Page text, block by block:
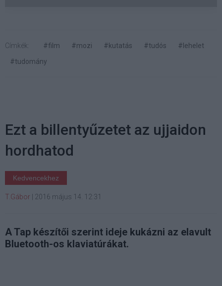
Címkék: #film #mozi #kutatás #tudós
#lehelet
#tudomány
Ezt a billentyűzetet az ujjaidon
hordhatod
Kedvencekhez
T.Gábor 2016 május 14. 12:31
A Tap készítői szerint ideje kukázni az elavult
Bluetooth-os klaviatúrákat.